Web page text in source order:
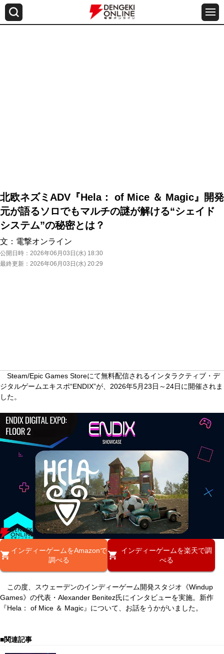
北欧ネズミADV『Hela： of Mice ＆ Magic』開発
元が語るソロでもマルチの謎が解ける“シェイド
システム”の秘密とは？
文： 電撃オンライン
公開日時： 2026年06月03日(水) 18:30
最終更新： 2026年06月03日(水) 20:29
Steam/Epic Games Storeにて無料配信されるインタラクティブ・デ
ジタルゲームエキスポ“ENDIX”が、2026年5月23日～24日に開催されま
した。
インディーゲームをAmazonで
調べる
インディーゲームを楽天で調
べる
この度、スウェーデンのインディーゲーム開発スタジオ《Windup
Games》の代表・Alexander Benitez氏にインタビューを実施。新作
『Hela： of Mice ＆ Magic』について、お話をうかがいました。
■関連記事